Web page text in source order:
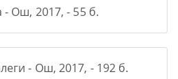
- Ош, 2017, - 55 б.
- Ош, 2017, - 192 б.